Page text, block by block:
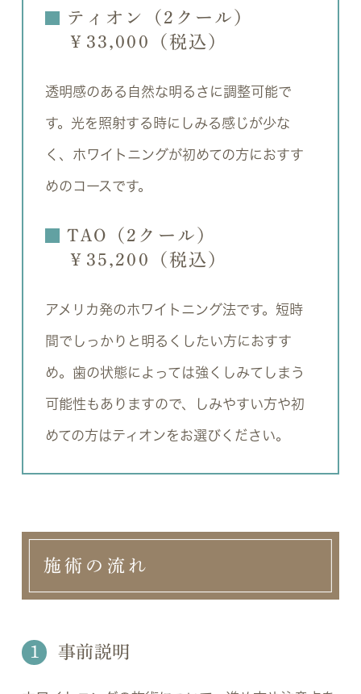
ティオン（2クール）
￥33,000（税込）
透明感のある自然な明るさに調整可能で
す。光を照射する時にしみる感じが少な
く、ホワイトニングが初めての方におすす
めのコースです。
TAO（2クール）
￥35,200（税込）
アメリカ発のホワイトニング法です。短時
間でしっかりと明るくしたい方におすす
め。歯の状態によっては強くしみてしまう
可能性もありますので、しみやすい方や初
めての方はティオンをお選びください。
施術の流れ
1 事前説明